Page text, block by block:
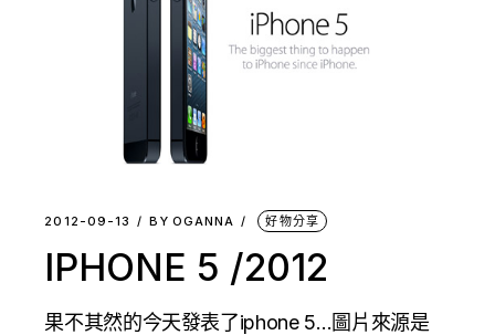
2012-09-13 BY OGANNA 好物分享
IPHONE 5 /2012
果不其然的今天發表了iphone 5…圖片來源是